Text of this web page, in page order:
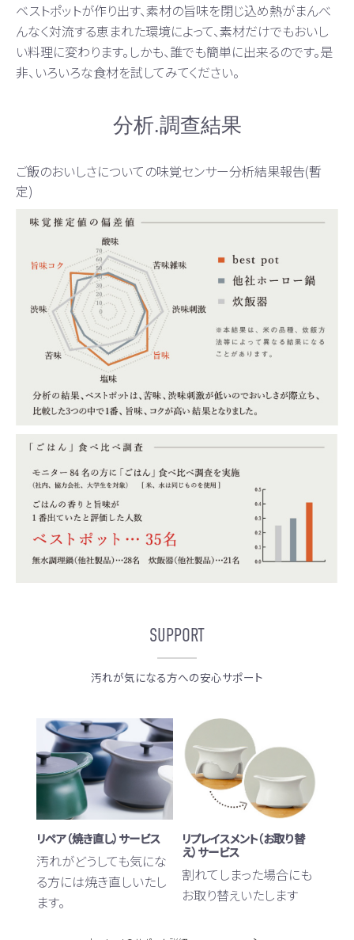
ベストポットが作り出す、素材の旨味を閉じ込め熱がまんべ
んなく対流する恵まれた環境によって、素材だけでもおいし
い料理に変わります。しかも、誰でも簡単に出来るのです。是
非、いろいろな食材を試してみてください。
分析.調查結果
ご飯のおいしさについての味覚センサー分析結果報告(暫
定)
SUPPORT
汚れが気になる方への安心サポート
リペア（焼き直し）サービス
汚れがどうしても気にな
る方には焼き直しいたし
ます。
リプレイスメント（お取り替
え）サービス
割れてしまった場合にも
お取り替えいたします